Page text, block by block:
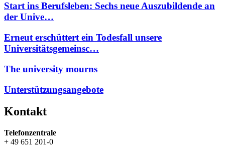
Start ins Berufsleben: Sechs neue Auszubildende an
der Unive…
Erneut erschüttert ein Todesfall unsere
Universitätsgemeinsc…
The university mourns
Unterstützungsangebote
Kontakt
Telefonzentrale
+ 49 651 201-0